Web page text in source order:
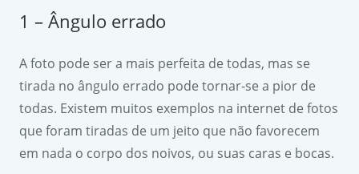
1 – Ângulo errado
A foto pode ser a mais perfeita de todas, mas se
tirada no ângulo errado pode tornar-se a pior de
todas. Existem muitos exemplos na internet de fotos
que foram tiradas de um jeito que não favorecem
em nada o corpo dos noivos, ou suas caras e bocas.